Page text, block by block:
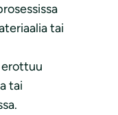
tai
erottuu
tai